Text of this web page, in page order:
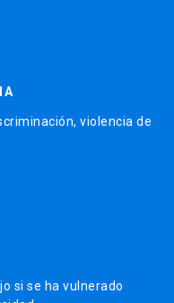
violencia de
si se ha vulnerado